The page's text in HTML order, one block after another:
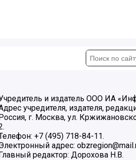
и издатель ООО ИА
учредителя, издателя,
г. Москва, ул.
+7 (495) 718-84-11.
адрес:
редактор: Дорохова Н.В.